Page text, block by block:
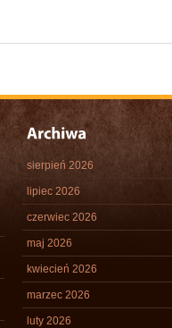
sierpień 2026
lipiec 2026
czerwiec 2026
maj 2026
kwiecień 2026
marzec 2026
luty 2026